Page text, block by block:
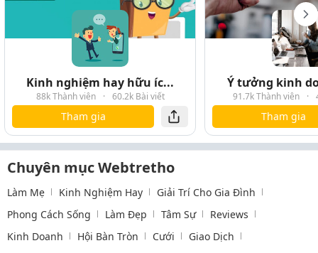
Kinh nghiệm hay hữu íc...
88k Thành viên · 60.2k Bài viết
Tham gia
Ý tưởng kinh
91.7k Thành viên ·
Tham gia
Chuyên mục Webtretho
Làm Mẹ Kinh Nghiệm Hay
Giải Trí Cho Gia Đình
Phong Cách Sống
Làm Đẹp Tâm Sự
Reviews
Kinh Doanh
Hội Bàn Tròn Cưới
Giao Dịch